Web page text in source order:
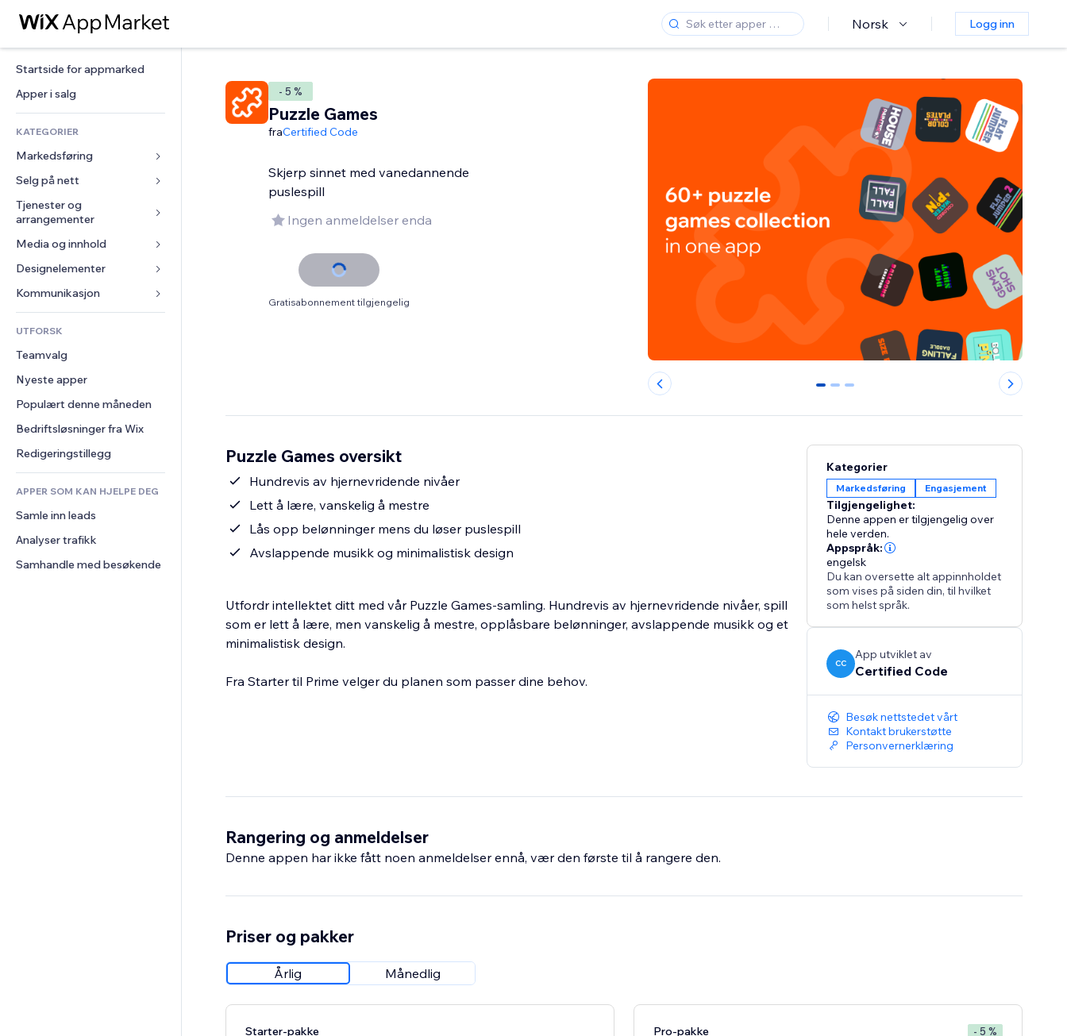
Norsk Logg inn
Startside for appmarked
Apper i salg
KATEGORIER
Markedsføring
Annonser
Mobil
Analyser
Sosiale medier
SEO
Engasjement
Nettstedsoppføringer
E-post
Konvertering
Selg på nett
Apper for butikker
Frakt og levering
Selg-knapper
Nettkurs
On-demand-utskrift
Regnskap
Kuponger og fordelsprogram
Lagerløsninger
Dropshipping
Priser og abonnement
Folkefinansiering
Mat og drikke
Tjenester og
arrangementer
Hoteller
Arrangementer
Restauranter
Eiendom
Bookinger
Media og innhold
Galleri
Musikk
Podkaster
Fotografi
Video
PDF
Fildeling
Nyheter
Designelementer
Kart og navigasjon
Personvern og sikkerhet
Klokke
Sidemaler
Bildeeffekter
Knapper og menyer
Bannere og merker
Kalkulatorer
Søk
Vær
Diagrammer og tabeller
Skjemaer
Avstemninger
Chat
Kommentarer
Telefon
Samfunn
Anmeldelser og
UTFORSK
Teamvalg
Nyeste apper
Populært denne måneden
Bedriftsløsninger fra Wix
Redigeringstillegg
APPER SOM KAN HJELPE DEG
Samle inn leads
Analyser trafikk
Samhandle med besøkende
- 5 %
Puzzle Games
fraCertified Code
Skjerp sinnet med vanedannende
puslespill
Ingen anmeldelser enda
Gratisabonnement tilgjengelig
0 1 2
Puzzle Games oversikt
Hundrevis av hjernevridende nivåer
Lett å lære, vanskelig å mestre
Lås opp belønninger mens du løser puslespill
Avslappende musikk og minimalistisk design
Utfordr intellektet ditt med vår Puzzle Games-samling. Hundrevis av hjernevridende nivåer, spill
som er lett å lære, men vanskelig å mestre, opplåsbare belønninger, avslappende musikk og et
minimalistisk design.
Fra Starter til Prime velger du planen som passer dine behov.
Kategorier
Markedsføring Engasjement
Tilgjengelighet:
Denne appen er tilgjengelig over
hele verden.
Appspråk:
engelsk
Du kan oversette alt appinnholdet
som vises på siden din, til hvilket
som helst språk.
CC
App utviklet av
Certified Code
Besøk nettstedet vårt
Kontakt brukerstøtte
Personvernerklæring
Rangering og anmeldelser
Denne appen har ikke fått noen anmeldelser ennå, vær den første til å rangere den.
Priser og pakker
Årlig Månedlig
Starter-pakke Pro-pakke - 5 %